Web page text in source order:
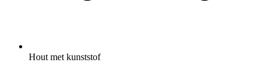
Hout met kunststof